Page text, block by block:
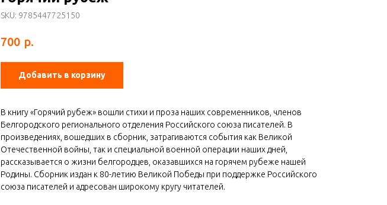
SKU: 9785447725150
700 р.
Добавить в корзину
В книгу «Горячий рубеж» вошли стихи и проза наших современников, членов
Белгородского регионального отделения Российского союза писателей. В
произведениях, вошедших в сборник, затрагиваются события как Великой
Отечественной войны, так и специальной военной операции наших дней,
рассказывается о жизни белгородцев, оказавшихся на горячем рубеже нашей
Родины. Сборник издан к 80-летию Великой Победы при поддержке Российского
союза писателей и адресован широкому кругу читателей.